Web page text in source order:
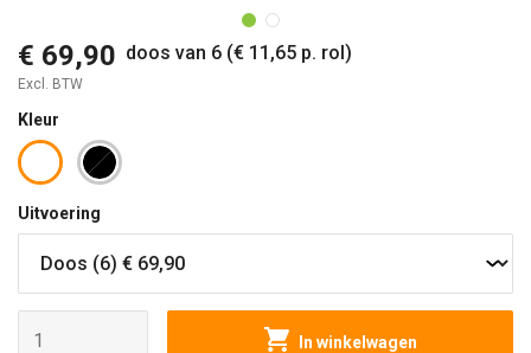
€ 69,90 doos van 6 (€ 11,65 p. rol)
Excl. BTW
Kleur
Uitvoering
In winkelwagen